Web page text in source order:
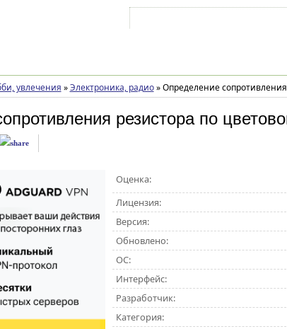
увлечения » Электроника, радио »Определение сопротивления
резистора по
Оценка:
Лицензия:
Версия:
Обновлено:
ОС:
Интерфейс:
Разработчик:
Категория: